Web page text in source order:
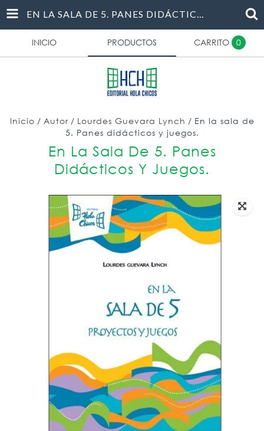
EN LA SALA DE 5. PANES DIDÁCTICOS Y JUEGOS.
INICIO PRODUCTOS CARRITO 0
Inicio / Autor / Lourdes Guevara Lynch / En la sala de
5. Panes didácticos y juegos.
En La Sala De 5. Panes
Didácticos Y Juegos.